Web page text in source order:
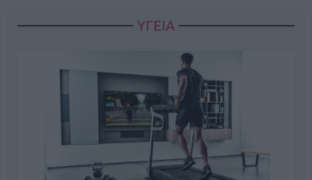
ΥΓΕΙΑ